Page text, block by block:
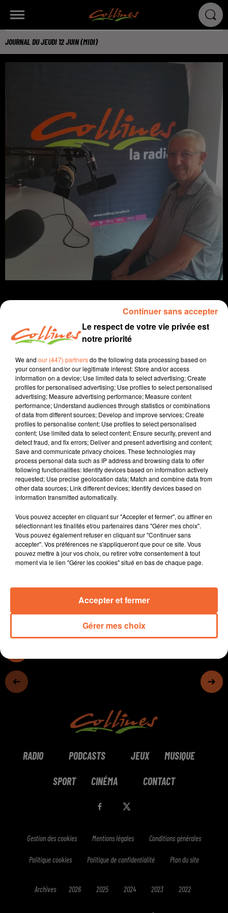
JOURNAL DU JEUDI 12 JUIN (MIDI)
info
12 juin 2025 - 15 min 56 sec
JOURNAL DU JEUDI 12 JUIN (MIDI)
Fabien Gazeau
L'info près de chez vous
Présenté par Fabien Gazeau
- Coralie Denoues a dressé le bilan de 4 ans de
mandat. La présidente du Département se montre très
satisfaite
- Les candidats au bac sont en pleine révision, on
s'intéresse à cette session 2025, qui sera la dernière
pour un professeur emblématique du lycée Maurice-
Genevoix, Loïc Baufreton (photo)
- Le CSC de Nueil-les-Aubiers recherche des œuvres
d’un artiste local, Gaston Abonneau qui aurait fêté ses
100 ans en 2025.
- Le festival de l’ArtJoyette vendredi, samedi et
RADIO PODCASTS JEUX MUSIQUE
SPORT CINÉMA CONTACT
Gestion des cookies Mentions légales Conditions générales
Politique cookies Politique de confidentialité Plan du site
Archives 2026 2025 2024 2023 2022
Le respect de votre vie privée est
notre priorité
We and our (447) partnersdo the following data processing based on
your consent and/or our legitimate interest: Store and/or access
information on a device; Use limited data to select advertising; Create
profiles for personalised advertising; Use profiles to select personalised
advertising; Measure advertising performance; Measure content
performance; Understand audiences through statistics or combinations
of data from different sources; Develop and improve services; Create
profiles to personalise content; Use profiles to select personalised
content; Use limited data to select content; Ensure security, prevent and
detect fraud, and fix errors; Deliver and present advertising and content;
Save and communicate privacy choices. These technologies may
process personal data such as IP address and browsing data to offer
following functionalities: Identify devices based on information actively
requested; Use precise geolocation data; Match and combine data from
other data sources; Link different devices; Identify devices based on
information transmitted automatically.
Vous pouvez accepter en cliquant sur "Accepter et fermer", ou affiner en
sélectionnant les finalités et/ou partenaires dans "Gérer mes choix".
Vous pouvez également refuser en cliquant sur "Continuer sans
accepter". Vos préférences ne s'appliqueront que pour ce site. Vous
pouvez mettre à jour vos choix, ou retirer votre consentement à tout
moment via le lien "Gérer les cookies" situé en bas de chaque page.
Gérer mes choix
Accepter et fermer
Continuer sans accepter